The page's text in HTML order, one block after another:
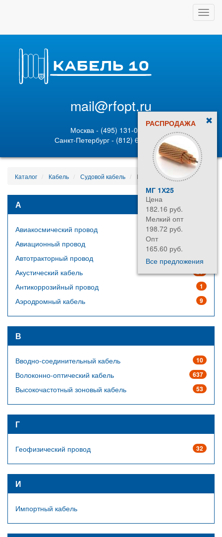
mail@rfopt.ru
Москва - (495) 131-02-05
Санкт-Петербург - (812) 628-80-89
РАСПРОДАЖА
МГ 1Х25
Цена
182.16 руб.
Мелкий опт
198.72 руб.
Опт
165.60 руб.
Все предложения
Каталог Кабель Судовой кабель КРРЭН 2х6 139641
А
Авиакосмический провод
Авиационный провод
Автотракторный провод
20
Акустический кабель
1
Антикоррозийный провод
9
Аэродромный кабель
В
10
Вводно-соединительный кабель
637
Волоконно-оптический кабель
53
Высокочастотный зоновый кабель
Г
32
Геофизический провод
И
Импортный кабель